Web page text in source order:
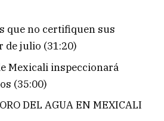
que no certifiquen sus
de julio (31:20)
Mexicali inspeccionará
(35:00)
DEL AGUA EN MEXICALI